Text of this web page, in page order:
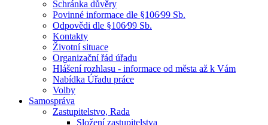
Schránka důvěry
Povinné informace dle §106⁄99 Sb.
Odpovědi dle §106⁄99 Sb.
Kontakty
Životní situace
Organizační řád úřadu
Hlášení rozhlasu - informace od města až k Vám
Nabídka Úřadu práce
Volby
Samospráva
Zastupitelstvo, Rada
Složení zastupitelstva